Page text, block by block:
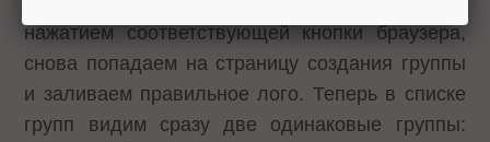
нажатием соответствующей кнопки браузера,
снова попадаем на страницу создания группы
и заливаем правильное лого. Теперь в списке
групп видим сразу две одинаковые группы: